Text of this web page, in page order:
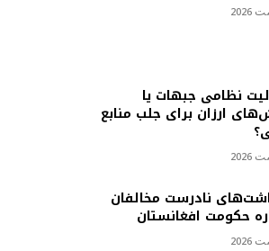
نظامی جبهات یا
ارزان برای جلب منابع
نادرست مخالفان
حکومت افغانستان